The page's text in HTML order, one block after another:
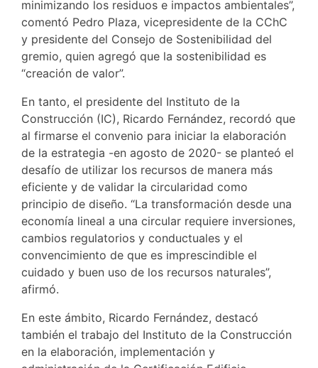
minimizando los residuos e impactos ambientales”,
comentó Pedro Plaza, vicepresidente de la CChC
y presidente del Consejo de Sostenibilidad del
gremio, quien agregó que la sostenibilidad es
“creación de valor”.
En tanto, el presidente del Instituto de la
Construcción (IC), Ricardo Fernández, recordó que
al firmarse el convenio para iniciar la elaboración
de la estrategia -en agosto de 2020- se planteó el
desafío de utilizar los recursos de manera más
eficiente y de validar la circularidad como
principio de diseño. “La transformación desde una
economía lineal a una circular requiere inversiones,
cambios regulatorios y conductuales y el
convencimiento de que es imprescindible el
cuidado y buen uso de los recursos naturales”,
afirmó.
En este ámbito, Ricardo Fernández, destacó
también el trabajo del Instituto de la Construcción
en la elaboración, implementación y